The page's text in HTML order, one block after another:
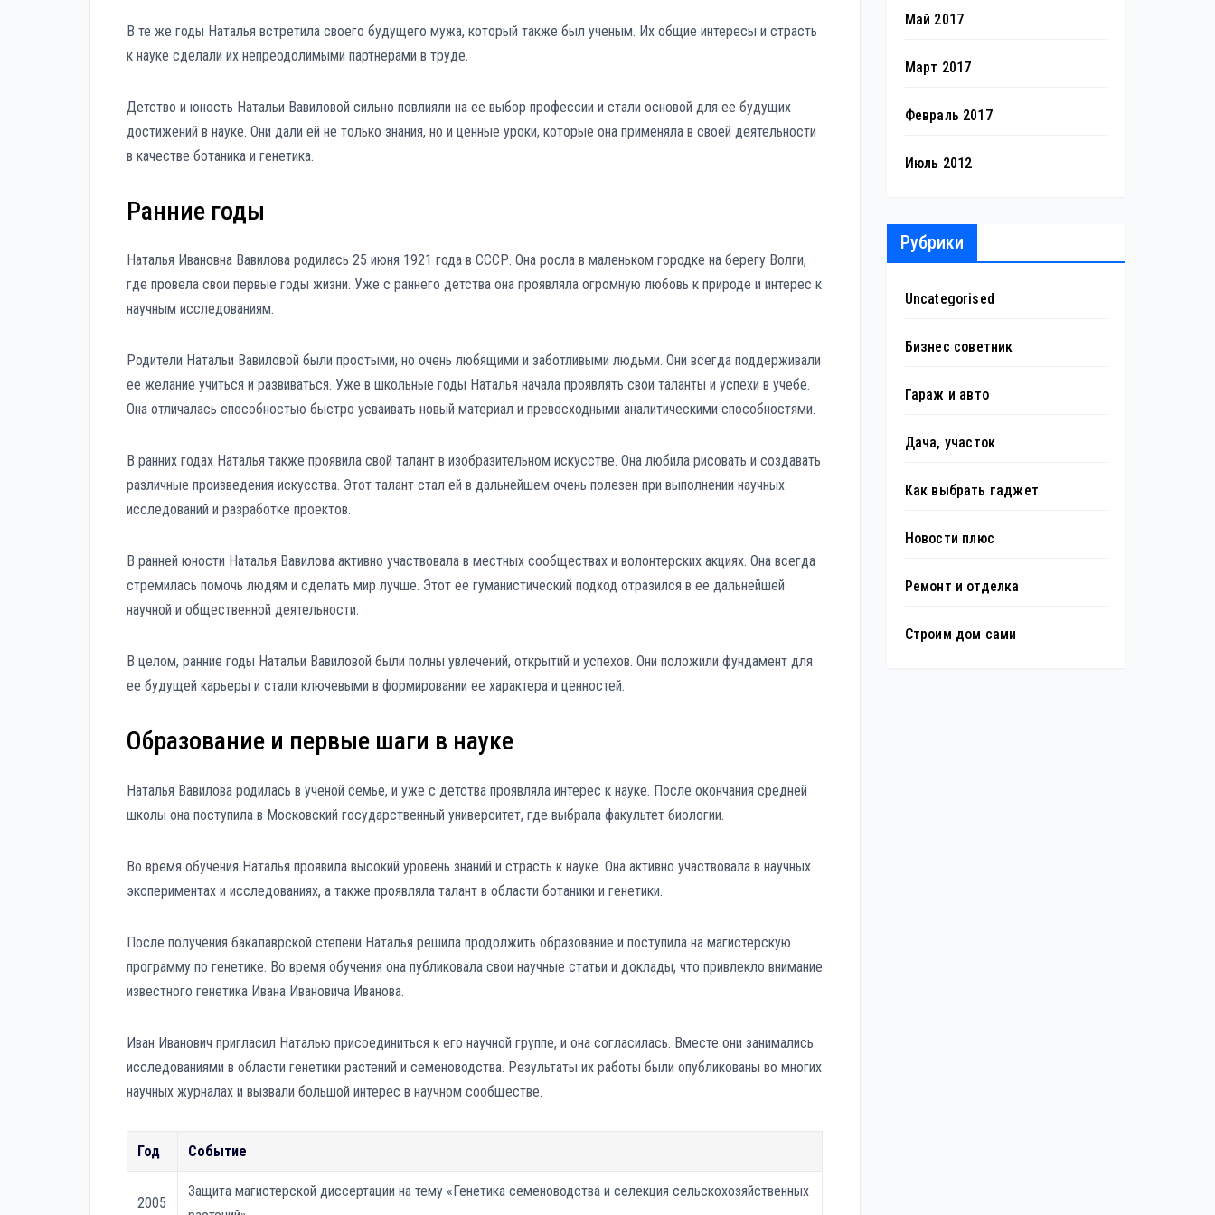
В те же годы Наталья встретила своего будущего мужа, который также был ученым. Их общие интересы и страсть
к науке сделали их непреодолимыми партнерами в труде.
Детство и юность Натальи Вавиловой сильно повлияли на ее выбор профессии и стали основой для ее будущих
достижений в науке. Они дали ей не только знания, но и ценные уроки, которые она применяла в своей деятельности
в качестве ботаника и генетика.
Ранние годы
Наталья Ивановна Вавилова родилась 25 июня 1921 года в СССР. Она росла в маленьком городке на берегу Волги,
где провела свои первые годы жизни. Уже с раннего детства она проявляла огромную любовь к природе и интерес к
научным исследованиям.
Родители Натальи Вавиловой были простыми, но очень любящими и заботливыми людьми. Они всегда поддерживали
ее желание учиться и развиваться. Уже в школьные годы Наталья начала проявлять свои таланты и успехи в учебе.
Она отличалась способностью быстро усваивать новый материал и превосходными аналитическими способностями.
В ранних годах Наталья также проявила свой талант в изобразительном искусстве. Она любила рисовать и создавать
различные произведения искусства. Этот талант стал ей в дальнейшем очень полезен при выполнении научных
исследований и разработке проектов.
В ранней юности Наталья Вавилова активно участвовала в местных сообществах и волонтерских акциях. Она всегда
стремилась помочь людям и сделать мир лучше. Этот ее гуманистический подход отразился в ее дальнейшей
научной и общественной деятельности.
В целом, ранние годы Натальи Вавиловой были полны увлечений, открытий и успехов. Они положили фундамент для
ее будущей карьеры и стали ключевыми в формировании ее характера и ценностей.
Образование и первые шаги в науке
Наталья Вавилова родилась в ученой семье, и уже с детства проявляла интерес к науке. После окончания средней
школы она поступила в Московский государственный университет, где выбрала факультет биологии.
Во время обучения Наталья проявила высокий уровень знаний и страсть к науке. Она активно участвовала в научных
экспериментах и исследованиях, а также проявляла талант в области ботаники и генетики.
После получения бакалаврской степени Наталья решила продолжить образование и поступила на магистерскую
программу по генетике. Во время обучения она публиковала свои научные статьи и доклады, что привлекло внимание
известного генетика Ивана Ивановича Иванова.
Иван Иванович пригласил Наталью присоединиться к его научной группе, и она согласилась. Вместе они занимались
исследованиями в области генетики растений и семеноводства. Результаты их работы были опубликованы во многих
научных журналах и вызвали большой интерес в научном сообществе.
Год Событие
2005
Защита магистерской диссертации на тему «Генетика семеноводства и селекция сельскохозяйственных
Май 2017
Март 2017
Февраль 2017
Июль 2012
Рубрики
Uncategorised
Бизнес советник
Гараж и авто
Дача, участок
Как выбрать гаджет
Новости плюс
Ремонт и отделка
Строим дом сами